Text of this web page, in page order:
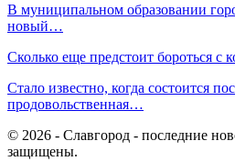
В муниципальном образовании
новый…
Сколько еще предстоит бороться с
Стало известно, когда состоится
продовольственная…
© 2026 - Славгород - последние
защищены.